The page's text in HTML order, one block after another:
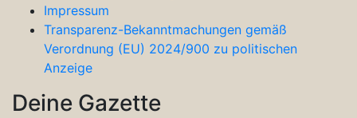
Impressum
Transparenz-Bekanntmachungen gemäß
Verordnung (EU) 2024/900 zu politischen
Anzeige
Deine Gazette